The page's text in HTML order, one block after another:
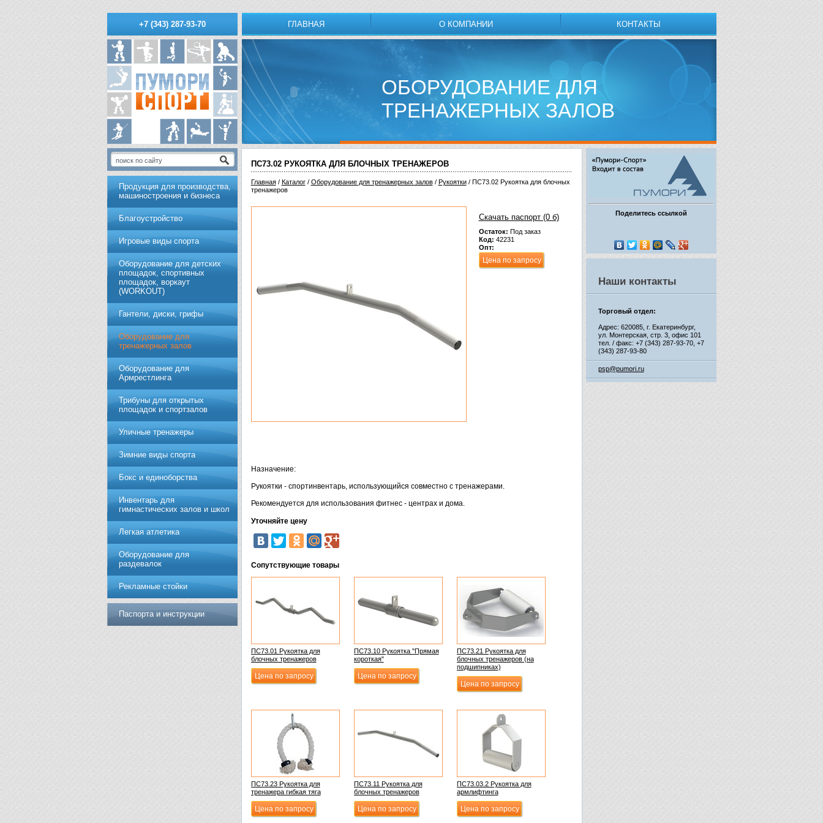
+7 (343) 287-93-70 ГЛАВНАЯ О КОМПАНИИ КОНТАКТЫ
ОБОРУДОВАНИЕ ДЛЯ
ТРЕНАЖЕРНЫХ ЗАЛОВ
ПС73.02 РУКОЯТКА ДЛЯ БЛОЧНЫХ ТРЕНАЖЕРОВ
Главная/ Каталог/ Обoрудoвание для трeнажерных залoв/ Рукоятки/ ПС73.02 Рукоятка для блочных
тренажеров
Скачать паспорт (0 б)
Остаток: Под заказ
Код: 42231
Опт:
Цена по запросу
Назначение:
Рукоятки - спортинвентарь, использующийся совместно с тренажерами.
Рекомендуется для использования фитнес - центрах и дома.
Уточняйте цену
Сопутствующие товары
ПС73.01 Рукоятка для
блочных тренажеров
Цена по запросу
ПС73.10 Рукоятка "Прямая
короткая"
Цена по запросу
ПС73.21 Рукоятка для
блочных тренажеров (на
подшипниках)
Цена по запросу
ПС73.23 Рукоятка для
тренажера гибкая тяга
Цена по запросу
ПС73.11 Рукоятка для
блочных тренажеров
Цена по запросу
ПС73.03.2 Рукоятка для
армлифтинга
Цена по запросу
Продукция для производства,
машиностроения и бизнеса
Благоустройство
Игровые виды спорта
Оборудование для детских
площадок, спортивных
площадок, воркаут
(WORKOUT)
Гантели, диски, грифы
Обoрудoвание для
трeнажерных залoв
Оборудование для
Армрестлинга
Трибуны для открытых
площадок и спортзалов
Уличные тренажеры
Зимние виды спорта
Бокс и единоборства
Инвентарь для
гимнастических залов и школ
Легкая атлетика
Оборудование для
раздевалок
Рекламные стойки
Паспорта и инструкции
Поделитесь ссылкой
Наши контакты
Торговый отдел:
Адрес: 620085, г. Екатеринбург,
ул. Монтерская, стр. 3, офис 101
тел. / факс: +7 (343) 287-93-70, +7
(343) 287-93-80
psp@pumori.ru